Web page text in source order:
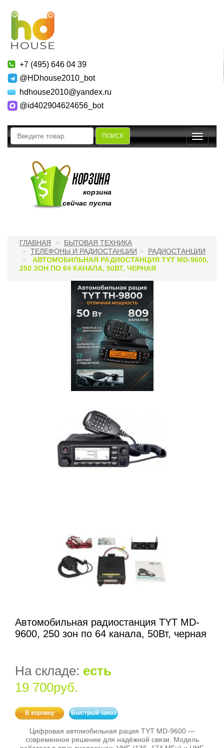
+7 (495) 646 04 39
@HDhouse2010_bot
hdhouse2010@yandex.ru
@id402904624656_bot
ПОИСК
Toggle
корзина
сейчас пуста
ГЛАВНАЯ
БЫТОВАЯ ТЕХНИКА
ТЕЛЕФОНЫ И РАДИОСТАНЦИИ
РАДИОСТАНЦИИ
АВТОМОБИЛЬНАЯ РАДИОСТАНЦИЯ TYT MD-9600,
250 ЗОН ПО 64 КАНАЛА, 50ВТ, ЧЕРНАЯ
Автомобильная радиостанция TYT MD-
9600, 250 зон по 64 канала, 50Вт, черная
На складе: есть
19 700руб.
В корзину Быстрый заказ
Цифровая автомобильная рация TYT MD‑9600 —
современное решение для надёжной связи. Модель